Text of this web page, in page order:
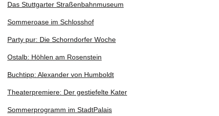
Das Stuttgarter Straßenbahnmuseum
Sommeroase im Schlosshof
Party pur: Die Schorndorfer Woche
Ostalb: Höhlen am Rosenstein
Buchtipp: Alexander von Humboldt
Theaterpremiere: Der gestiefelte Kater
Sommerprogramm im StadtPalais